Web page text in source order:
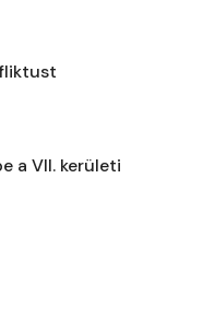
a VII. kerületi